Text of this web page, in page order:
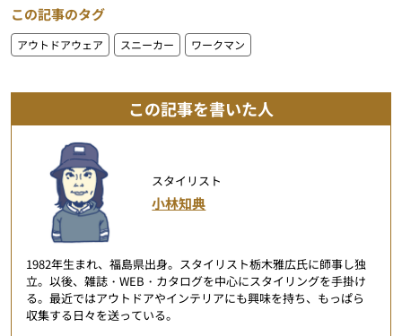
この記事のタグ
アウトドアウェア スニーカー ワークマン
この記事を書いた人
スタイリスト
小林知典
1982年生まれ、福島県出身。スタイリスト栃木雅広氏に師事し独
立。以後、雑誌・WEB・カタログを中心にスタイリングを手掛け
る。最近ではアウトドアやインテリアにも興味を持ち、もっぱら
収集する日々を送っている。